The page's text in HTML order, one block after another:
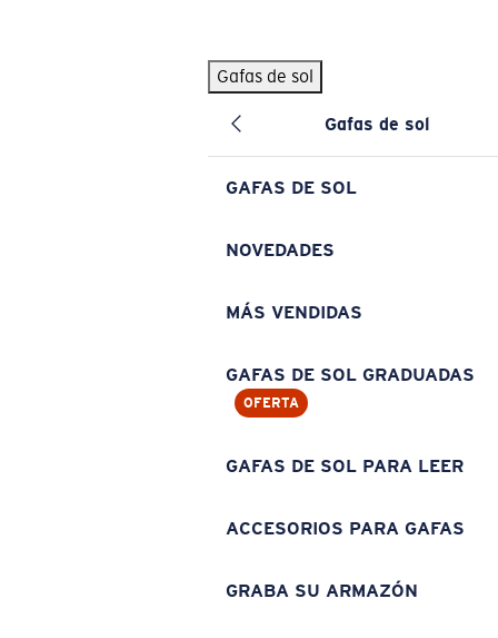
Gafas de sol
Gafas de sol
GAFAS DE SOL
NOVEDADES
MÁS VENDIDAS
GAFAS DE SOL GRADUADAS
OFERTA
GAFAS DE SOL PARA LEER
ACCESORIOS PARA GAFAS
GRABA SU ARMAZÓN
BÚSQUEDAS POPULARES
Pilothouse PRO Limited Edition Pack Exclusivo
Gafas de sol personalizadas
Los más vendidos de gafas de sol